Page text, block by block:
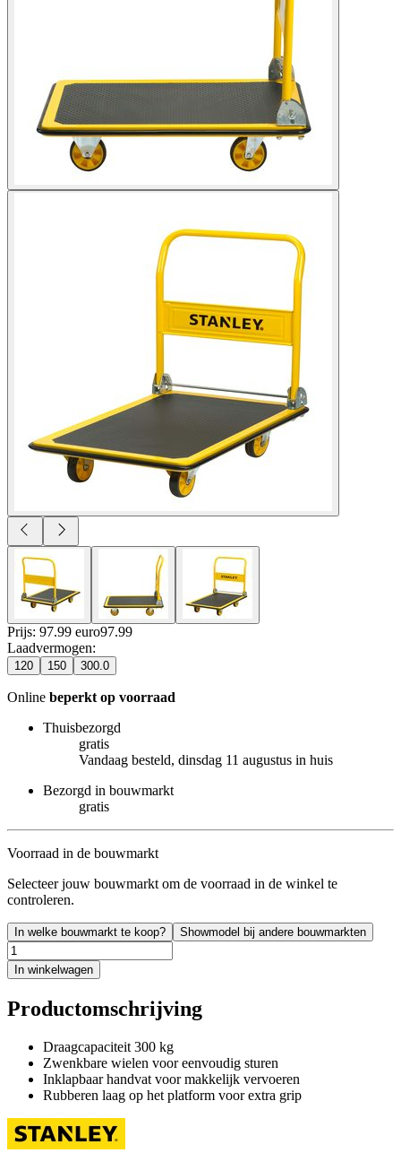
Prijs: 97.99 euro97.99
Laadvermogen:
120 150 300.0
Online beperkt op voorraad
Thuisbezorgd
gratis
Vandaag besteld, dinsdag 11 augustus in huis
Bezorgd in bouwmarkt
gratis
Voorraad in de bouwmarkt
Selecteer jouw bouwmarkt om de voorraad in de winkel te
controleren.
In welke bouwmarkt te koop? Showmodel bij andere bouwmarkten
In winkelwagen
Productomschrijving
Draagcapaciteit 300 kg
Zwenkbare wielen voor eenvoudig sturen
Inklapbaar handvat voor makkelijk vervoeren
Rubberen laag op het platform voor extra grip